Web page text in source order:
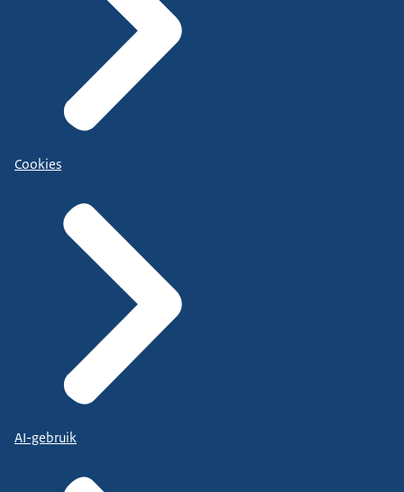
Cookies
AI-gebruik